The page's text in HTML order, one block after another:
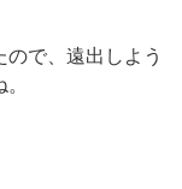
で、遠出しよう